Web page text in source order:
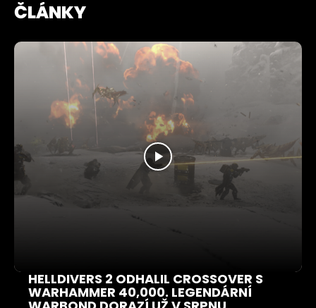
ČLÁNKY
HELLDIVERS 2 ODHALIL CROSSOVER S
WARHAMMER 40,000. LEGENDÁRNÍ